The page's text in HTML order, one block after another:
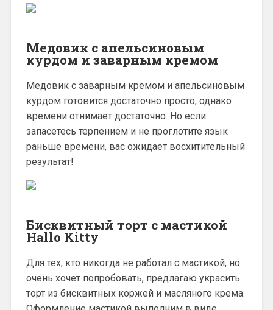
Медовик с апельсиновым
курдом и заварным кремом
Медовик с заварным кремом и апельсиновым
курдом готовится достаточно просто, однако
времени отнимает достаточно. Но если
запасетесь терпением и не проглотите язык
раньше времени, вас ожидает восхитительный
результат!
Бисквитный торт с мастикой
Hallo Kitty
Для тех, кто никогда не работал с мастикой, но
очень хочет попробовать, предлагаю украсить
торт из бисквитных коржей и масляного крема.